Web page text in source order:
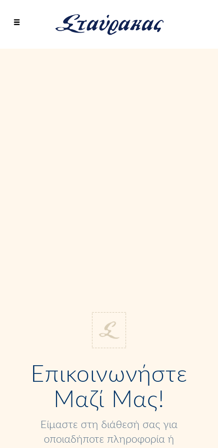
Επικοινωνήστε
Μαζί Μας!
Είμαστε στη διάθεσή σας για
οποιαδήποτε πληροφορία ή